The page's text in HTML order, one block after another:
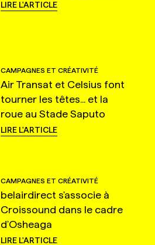
LIRE L'ARTICLE
CAMPAGNES ET CRÉATIVITÉ
Air Transat et Celsius font
tourner les têtes... et la
roue au Stade Saputo
LIRE L'ARTICLE
CAMPAGNES ET CRÉATIVITÉ
belairdirect s'associe à
Croissound dans le cadre
d'Osheaga
LIRE L'ARTICLE